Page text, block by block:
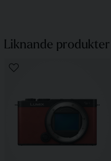
Liknande produkter